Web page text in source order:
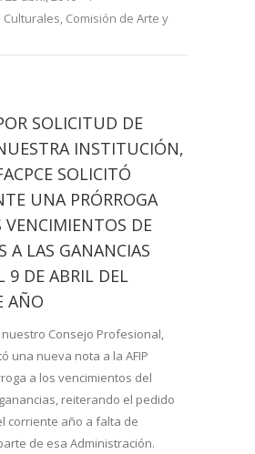
, Comisión de Arte y
SOLICITUD DE
INSTITUCIÓN,
SOLICITÓ
UNA PRÓRROGA
VENCIMIENTOS DE
A LAS GANANCIAS
9 DE ABRIL DEL
AÑO
Consejo Profesional,
una nueva nota a la AFIP
a los vencimientos del
reiterando el pedido
corriente año a falta de
de esa Administración.